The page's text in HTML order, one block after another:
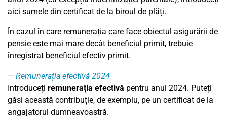
aici sumele din certificat de la biroul de plăți.
În cazul în care remunerația care face obiectul asigurării de
pensie este mai mare decât beneficiul primit, trebuie
înregistrat beneficiul efectiv primit.
Remunerația efectivă 2024
Introduceți remunerația efectivă pentru anul 2024. Puteți
găsi această contribuție, de exemplu, pe un certificat de la
angajatorul dumneavoastră.